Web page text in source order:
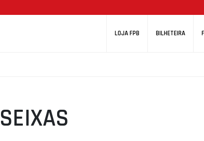
LOJA FPB BILHETEIRA